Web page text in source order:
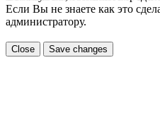
Если Вы не знаете как это
администратору.
Close Save changes